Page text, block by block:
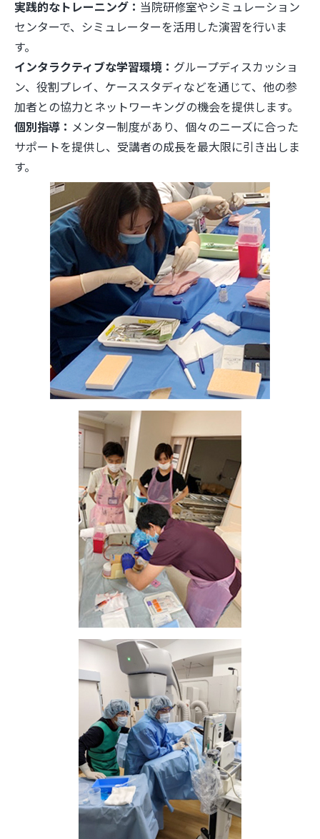
実践的なトレーニング： 当院研修室やシミュレーション
センターで、シミュレーターを活用した演習を行いま
す。
インタラクティブな学習環境： グループディスカッショ
ン、役割プレイ、ケーススタディなどを通じて、他の参
加者との協力とネットワーキングの機会を提供します。
個別指導： メンター制度があり、個々のニーズに合った
サポートを提供し、受講者の成長を最大限に引き出しま
す。